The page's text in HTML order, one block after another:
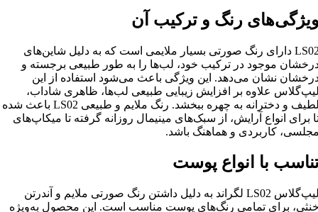
رنگ و ترکیب آن
LS02 دارای رنگ صورتی بسیار ملایمی است که به دلیل شاین‌های
موجود در ترکیب خود، لب‌ها را به طور طبیعی برجسته و
نشان می‌دهد. این ویژگی باعث می‌شود استفاده از این
علاوه بر افزایش زیبایی طبیعی لب‌ها، ظاهری شاداب،
لطیف و دخترانه به چهره ببخشد. رنگ ملایم و طبیعی LS02 باعث شده
برای انواع آرایش، از سبک‌های مینیمال روزانه گرفته تا میکاپ‌های
کاربردی و هماهنگ باشد.
با انواع پوست
لیپ‌گلاس LS02 لگراند به دلیل داشتن رنگ صورتی ملایم و آندرتن
برای تمامی رنگ‌های پوست مناسب است. این محصول به‌ویژه